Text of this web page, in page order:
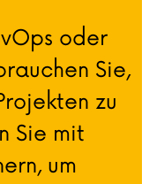
oder
Sie,
zu
Sie mit
um